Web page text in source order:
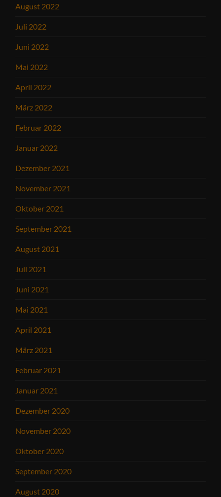
August 2022
Juli 2022
Juni 2022
Mai 2022
April 2022
März 2022
Februar 2022
Januar 2022
Dezember 2021
November 2021
Oktober 2021
September 2021
August 2021
Juli 2021
Juni 2021
Mai 2021
April 2021
März 2021
Februar 2021
Januar 2021
Dezember 2020
November 2020
Oktober 2020
September 2020
August 2020